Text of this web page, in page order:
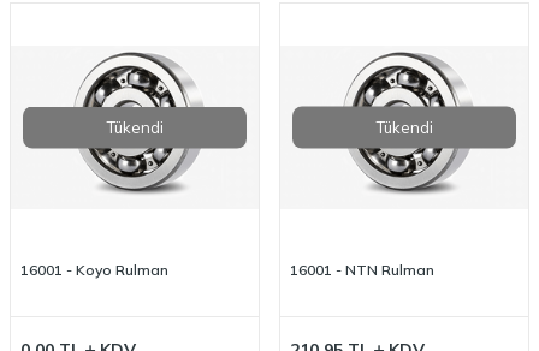
Tükendi
16001 - Koyo Rulman
Tükendi
16001 - NTN Rulman